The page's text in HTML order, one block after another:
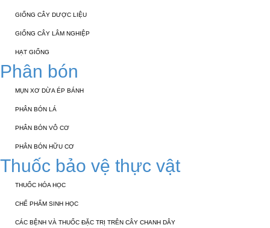
GIỐNG CÂY DƯỢC LIỆU
GIỐNG CÂY LÂM NGHIỆP
HẠT GIỐNG
Phân bón
MỤN XƠ DỪA ÉP BÁNH
PHÂN BÓN LÁ
PHÂN BÓN VÔ CƠ
PHÂN BÓN HỮU CƠ
Thuốc bảo vệ thực vật
THUỐC HÓA HỌC
CHẾ PHẨM SINH HỌC
CÁC BỆNH VÀ THUỐC ĐẶC TRỊ TRÊN CÂY CHANH DÂY